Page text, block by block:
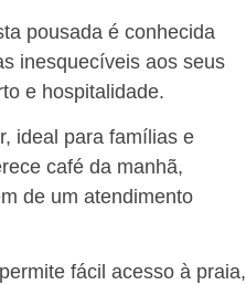
pousada é conhecida
inesquecíveis aos seus
e hospitalidade.
ideal para famílias e
café da manhã,
de um atendimento
fácil acesso à praia,